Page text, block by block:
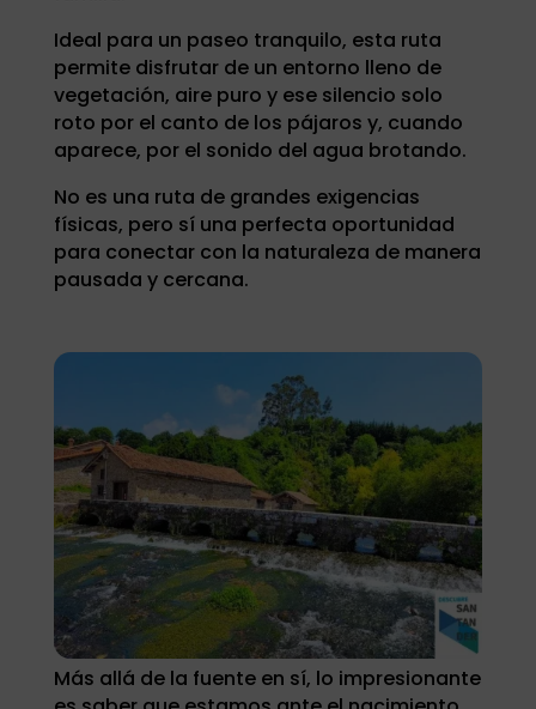
Ideal para un paseo tranquilo, esta ruta
permite disfrutar de un entorno lleno de
vegetación, aire puro y ese silencio solo
roto por el canto de los pájaros y, cuando
aparece, por el sonido del agua brotando.
No es una ruta de grandes exigencias
físicas, pero sí una perfecta oportunidad
para conectar con la naturaleza de manera
pausada y cercana.
Más allá de la fuente en sí, lo impresionante